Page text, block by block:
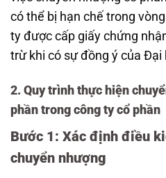
có thể bị hạn chế trong
ty được cấp giấy chứng
trừ khi có sự đồng ý của Đại
2. Quy trình thực hiện
phần trong công ty cổ phần
Bước 1: Xác định điều
chuyển nhượng